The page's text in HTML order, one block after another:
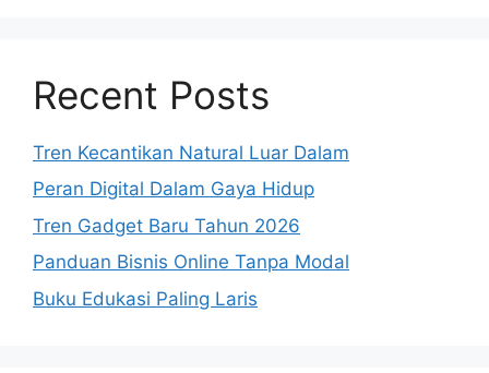
Recent Posts
Tren Kecantikan Natural Luar Dalam
Peran Digital Dalam Gaya Hidup
Tren Gadget Baru Tahun 2026
Panduan Bisnis Online Tanpa Modal
Buku Edukasi Paling Laris